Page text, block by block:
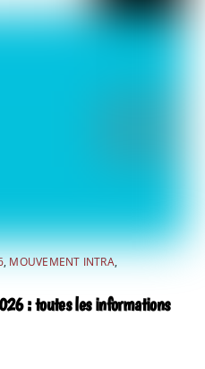
,MOUVEMENT INTRA,
: toutes les informations